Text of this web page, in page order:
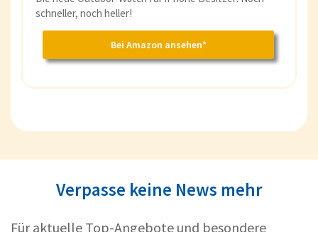
schneller, noch heller!
Bei Amazon ansehen*
Verpasse keine News mehr
Für aktuelle Top-Angebote und besondere